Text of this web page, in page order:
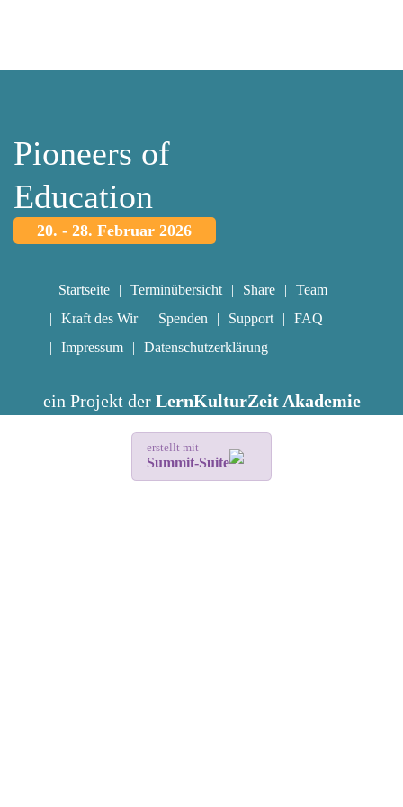
Pioneers of
Education
20. - 28. Februar 2026
Startseite Terminübersicht Share
Team
Kraft des Wir
Spenden Support
FAQ
Impressum
Datenschutzerklärung
ein Projekt der LernKulturZeit Akademie
erstellt mit
Summit-Suite